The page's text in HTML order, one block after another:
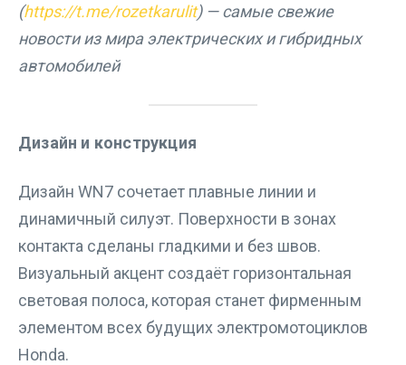
(https://t.me/rozetkarulit) — самые свежие
новости из мира электрических и гибридных
автомобилей
Дизайн и конструкция
Дизайн WN7 сочетает плавные линии и
динамичный силуэт. Поверхности в зонах
контакта сделаны гладкими и без швов.
Визуальный акцент создаёт горизонтальная
световая полоса, которая станет фирменным
элементом всех будущих электромотоциклов
Honda.